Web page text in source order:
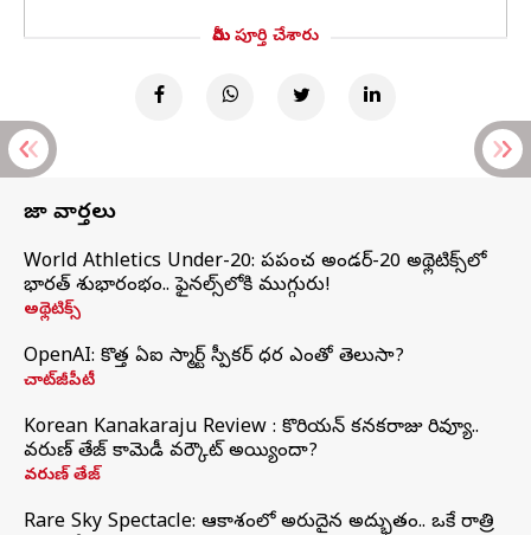
మీరు పూర్తి చేశారు
తాజా వార్తలు
World Athletics Under-20: ప్రపంచ అండర్-20 అథ్లెటిక్స్‌లో
భారత్‌ శుభారంభం.. ఫైనల్స్‌లోకి ముగ్గురు!
అథ్లెటిక్స్
OpenAI: కొత్త ఏఐ స్మార్ట్ స్పీకర్ ధర ఎంతో తెలుసా?
చాట్‌జీపీటీ
Korean Kanakaraju Review : కొరియన్ కనకరాజు రివ్యూ..
వరుణ్ తేజ్ కామెడీ వర్కౌట్ అయ్యిందా?
వరుణ్ తేజ్
Rare Sky Spectacle: ఆకాశంలో అరుదైన అద్భుతం.. ఒకే రాత్రి